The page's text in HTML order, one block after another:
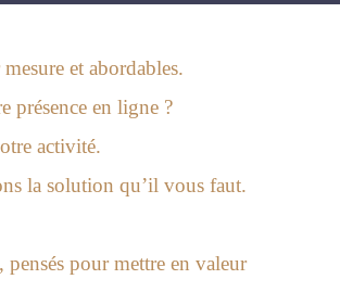
et abordables.
présence en ligne ?
activité.
la solution qu’il vous faut.
pour mettre en valeur